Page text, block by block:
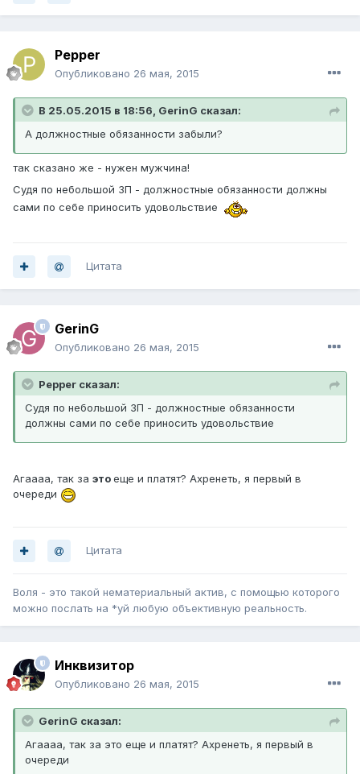
Pepper
Опубликовано 26 мая, 2015
В 25.05.2015 в 18:56, GerinG сказал:
А должностные обязанности забыли?
так сказано же - нужен мужчина!
Судя по небольшой ЗП - должностные обязанности должны
сами по себе приносить удовольствие
Цитата
GerinG
Опубликовано 26 мая, 2015
Pepper сказал:
Судя по небольшой ЗП - должностные обязанности
должны сами по себе приносить удовольствие
Агаааа, так за этоеще и платят? Ахренеть, я первый в
очереди
Цитата
Воля - это такой нематериальный актив, с помощью которого
можно послать на *уй любую объективную реальность.
Инквизитор
Опубликовано 26 мая, 2015
GerinG сказал:
Агаааа, так за это еще и платят? Ахренеть, я первый в
очереди